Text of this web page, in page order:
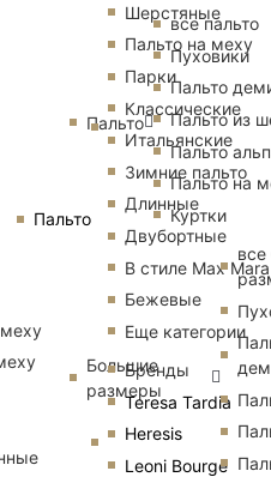
Пальто
Шерстяные
Пальто на меху
Парки
Классические
Итальянские
Зимние пальто
Длинные
Двубортные
В стиле Max Mara
Бежевые
Еще категории
Бренды
Teresa Tardia
Heresis
Leoni Bourge
Пальто
все пальто
Пуховики
Пальто
Пальто из
Пальто
Пальто на
Куртки
Большие
размеры